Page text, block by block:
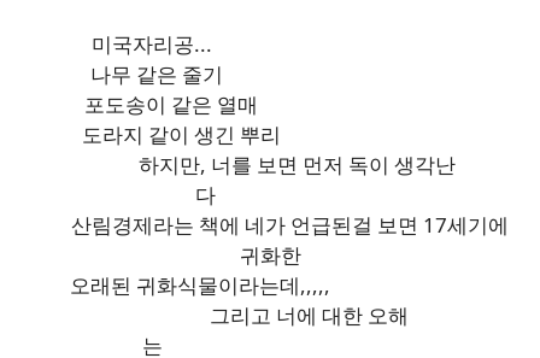
미국자리공...
나무 같은 줄기
포도송이 같은 열매
도라지 같이 생긴 뿌리
하지만, 너를 보면 먼저 독이 생각난
다
산림경제라는 책에 네가 언급된걸 보면 17세기에
귀화한
오래된 귀화식물이라는데,,,,,
그리고 너에 대한 오해
는